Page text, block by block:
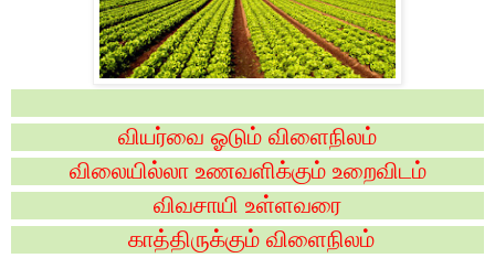
வியர்வை ஓடும் விளைநிலம்
விலையில்லா உணவளிக்கும் உறைவிடம்
விவசாயி உள்ளவரை
காத்திருக்கும் விளைநிலம்